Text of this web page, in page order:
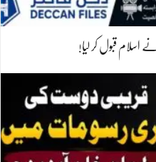
اسلام قبول کر لیا!